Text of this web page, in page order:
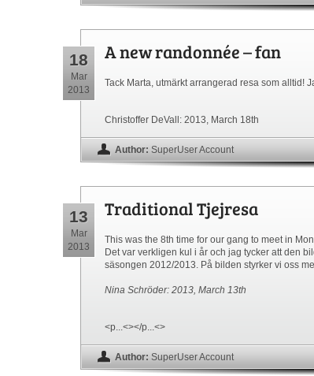
18
Mar
2013
A new randonnée – fan
Tack Marta, utmärkt arrangerad resa som alltid!
Christoffer DeVall: 2013, March 18th
Author: SuperUser Account
13
Mar
2013
Traditional Tjejresa
This was the 8th time for our gang to meet in
Det var verkligen kul i år och jag tycker att den
säsongen 2012/2013. På bilden styrker vi oss
Nina Schröder: 2013, March 13th
<p...<></p...<>
Author: SuperUser Account